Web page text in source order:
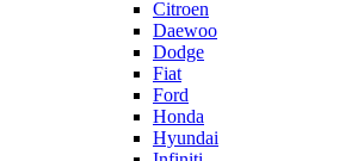
Citroen
Daewoo
Dodge
Fiat
Ford
Honda
Hyundai